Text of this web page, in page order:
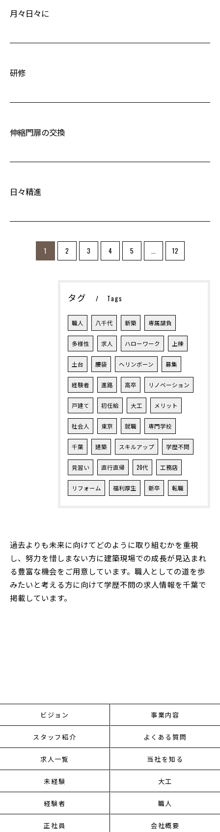
月々日々に
研修
伸縮門扉の交換
日々精進
1 2 3 4 5 ... 12
タグ Tags
職人 八千代 新築 専属請負
多様性 求人 ハローワーク 上棟
土台 腰袋 ヘリンボーン 募集
経験者 進路 高卒 リノベーション
戸建て 初任給 大工 メリット
社会人 東京 就職 専門学校
千葉 建築 スキルアップ 学歴不問
見習い 直行直帰 20代 工務店
リフォーム 福利厚生 新卒 転職
過去よりも未来に向けてどのように取り組むかを重視
し、努力を惜しまない方に建築現場での成長が見込まれ
る豊富な機会をご用意しています。職人としての道を歩
みたいと考える方に向けて学歴不問の求人情報を千葉で
掲載しています。
ビジョン 事業内容
スタッフ紹介 よくある質問
求人一覧 当社を知る
未経験 大工
経験者 職人
正社員 会社概要
お問い合わせ・ご相談はこちら